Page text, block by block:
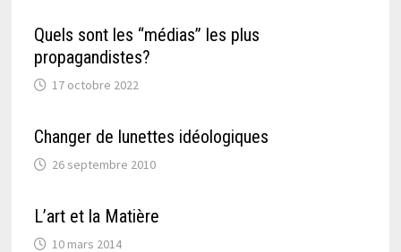
Quels sont les “médias” les plus
propagandistes?
17 octobre 2022
Changer de lunettes idéologiques
26 septembre 2010
L’art et la Matière
10 mars 2014